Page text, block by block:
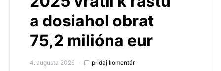
a dosiahol obrat
75,2 milióna eur
4. augusta 2026 pridaj komentár